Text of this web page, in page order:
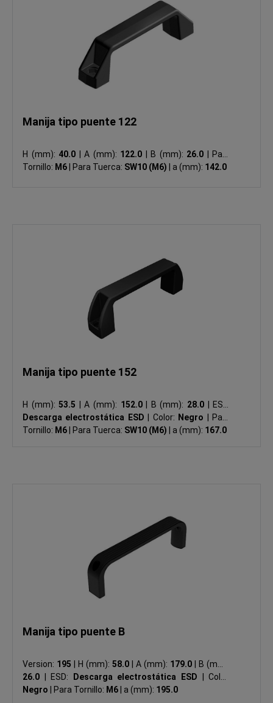
Manija tipo puente 122
H (mm): 40.0 A (mm): 122.0 B (mm): 26.0
Para
Tornillo: M6 Para Tuerca: SW10 (M6) a (mm): 142.0
Manija tipo puente 152
H (mm):53.5 A (mm): 152.0 B (mm): 28.0
ESD:
Descarga electrostática ESD
Color: Negro
Para
Tornillo: M6 Para Tuerca: SW10 (M6) a (mm): 167.0
Manija tipo puente B
Version: 195 H (mm):58.0 A (mm): 179.0
B (mm):
26.0
ESD: Descarga electrostática ESD
Color:
Negro
Para Tornillo: M6 a (mm): 195.0